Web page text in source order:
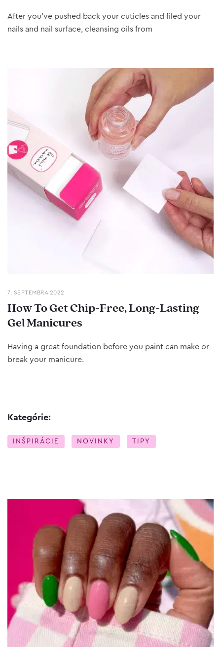
After you’ve pushed back your cuticles and filed your
nails and nail surface, cleansing oils from
7. SEPTEMBRA 2022
How To Get Chip-Free, Long-Lasting
Gel Manicures
Having a great foundation before you paint can make or
break your manicure.
Kategórie:
INŠPIRÁCIE NOVINKY TIPY